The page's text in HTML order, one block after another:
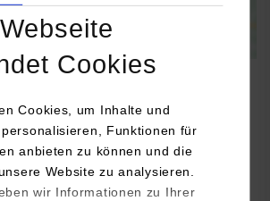
Cookies
Cookies, um Inhalte und
Funktionen für
anbieten zu können und die
Website zu analysieren.
wir Informationen zu Ihrer